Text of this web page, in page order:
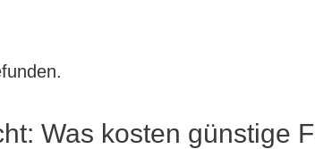
Was kosten günstige